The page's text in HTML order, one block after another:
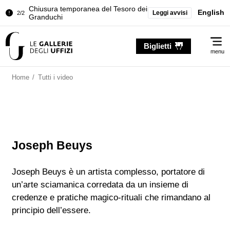
2/2
Chiusura temporanea del Tesoro dei
Granduchi
della Sala dell'Iliade
Granduchi
Leggi avvisi English
Biglietti
menu
Home / Tutti i video
Joseph Beuys
Joseph Beuys è un artista complesso, portatore di
un’arte sciamanica corredata da un insieme di
credenze e pratiche magico-rituali che rimandano al
principio dell’essere.